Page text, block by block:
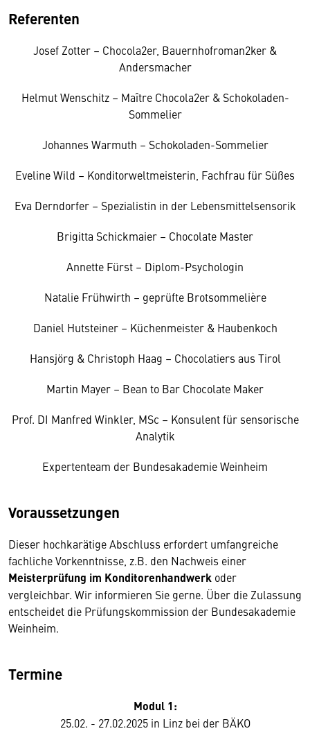
Referenten
Josef Zotter – Chocola2er, Bauernhofroman2ker &
Andersmacher
Helmut Wenschitz – Maître Chocola2er & Schokoladen-
Sommelier
Johannes Warmuth – Schokoladen-Sommelier
Eveline Wild – Konditorweltmeisterin, Fachfrau für Süßes
Eva Derndorfer – Spezialistin in der Lebensmittelsensorik
Brigitta Schickmaier – Chocolate Master
Annette Fürst – Diplom-Psychologin
Natalie Frühwirth – geprüfte Brotsommelière
Daniel Hutsteiner – Küchenmeister & Haubenkoch
Hansjörg & Christoph Haag – Chocolatiers aus Tirol
Martin Mayer – Bean to Bar Chocolate Maker
Prof. DI Manfred Winkler, MSc – Konsulent für sensorische
Analytik
Expertenteam der Bundesakademie Weinheim
Voraussetzungen
Dieser hochkarätige Abschluss erfordert umfangreiche
fachliche Vorkenntnisse, z.B. den Nachweis einer
Meisterprüfung im Konditorenhandwerk oder
vergleichbar. Wir informieren Sie gerne. Über die Zulassung
entscheidet die Prüfungskommission der Bundesakademie
Weinheim.
Termine
Modul 1:
25.02. - 27.02.2025 in Linz bei der BÄKO